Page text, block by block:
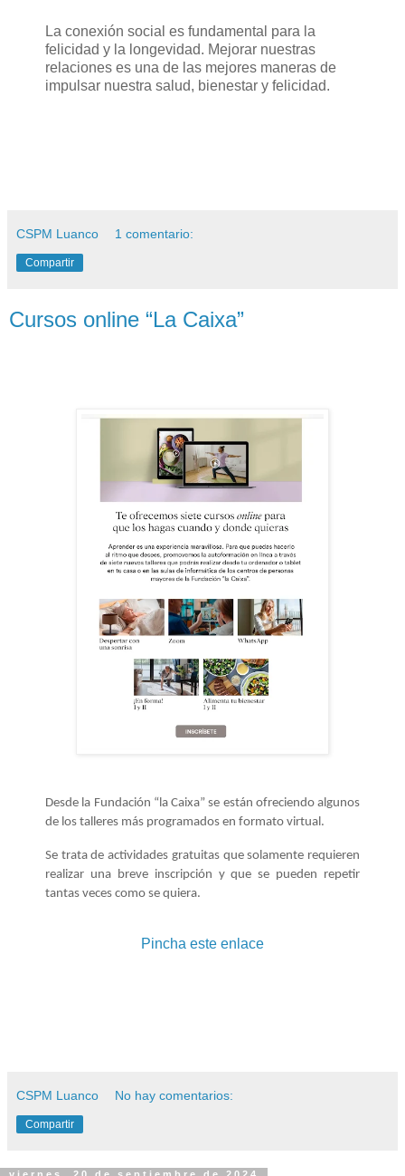
La conexión social es fundamental para la
felicidad y la longevidad. Mejorar nuestras
relaciones es una de las mejores maneras de
impulsar nuestra salud, bienestar y felicidad.
CSPM Luanco 1 comentario:
Compartir
Cursos online “La Caixa”
Desde la Fundación “la Caixa” se están ofreciendo algunos
de los talleres más programados en formato virtual.
Se trata de actividades gratuitas que solamente requieren
realizar una breve inscripción y que se pueden repetir
tantas veces como se quiera.
Pincha este enlace
CSPM Luanco No hay comentarios:
Compartir